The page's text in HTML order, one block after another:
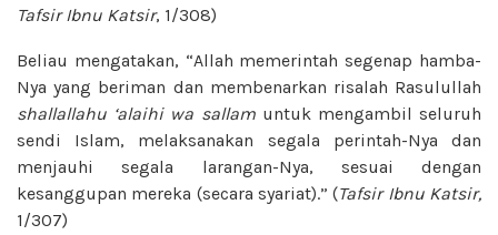
Tafsir Ibnu Katsir, 1/308)
Beliau mengatakan, “Allah memerintah segenap hamba-
Nya yang beriman dan membenarkan risalah Rasulullah
shallallahu ‘alaihi wa sallamuntuk mengambil seluruh
sendi Islam, melaksanakan segala perintah-Nya dan
menjauhi segala larangan-Nya, sesuai dengan
kesanggupan mereka (secara syariat).” (Tafsir Ibnu Katsir,
1/307)